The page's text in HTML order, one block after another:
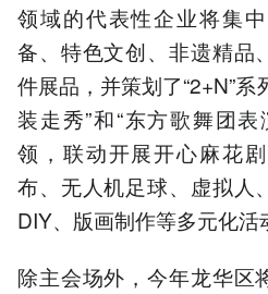
领域的代表性企业将集
备、特色文创、非遗精品
件展品，并策划了“2+N”系
装走秀”和“东方歌舞团
领，联动开展开心麻花
布、无人机足球、虚拟人
DIY、版画制作等多元化活
除主会场外，今年龙华区